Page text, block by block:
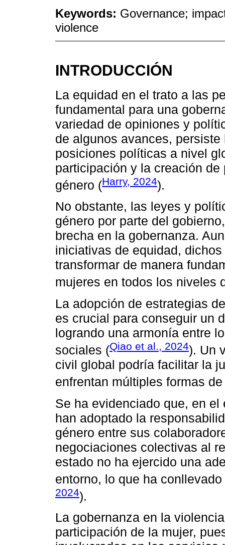
Keywords: Governance;
violence
INTRODUCCIÓN
La equidad en el trato a las
fundamental para una
variedad de opiniones y
de algunos avances,
posiciones políticas a nivel
participación y la creación
género (Harry, 2024).
No obstante, las leyes y
género por parte del
brecha en la gobernanza.
iniciativas de equidad,
transformar de manera
mujeres en todos los niveles
La adopción de estrategias
es crucial para conseguir un
logrando una armonía entre
sociales (Qiao et al., 2024). Un
civil global podría facilitar la
enfrentan múltiples formas
Se ha evidenciado que, en
han adoptado la
género entre sus
negociaciones colectivas al
estado no ha ejercido una
entorno, lo que ha
2024).
La gobernanza en la
participación de la mujer,